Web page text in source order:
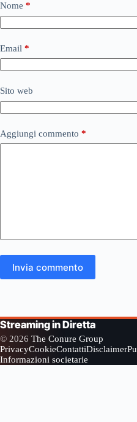
Nome *
Email *
Sito web
Aggiungi commento *
Invia commento
Streaming in Diretta
© 2026 The Conure Group
PrivacyCookieContattiDisclaimer
Informazioni societarie